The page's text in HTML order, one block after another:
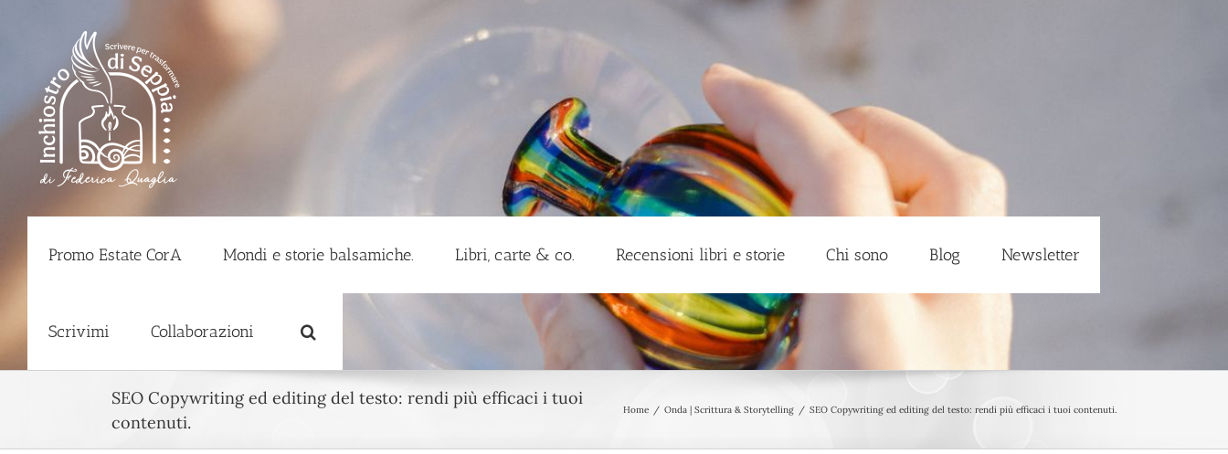
contenuto
Promo Estate CorA Mondi e storie balsamiche. Libri, carte & co. Recensioni libri e storie Chi sono Blog Newsletter
Scrivimi Collaborazioni
SEO Copywriting ed editing del testo: rendi più efficaci i tuoi
contenuti.
Home Onda | Scrittura & Storytelling SEO Copywriting ed editing del testo: rendi più efficaci i tuoi contenuti.